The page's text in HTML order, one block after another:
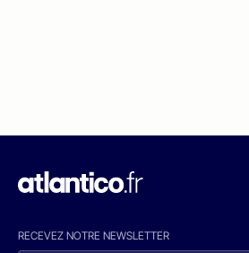
RECEVEZ NOTRE NEWSLETTER